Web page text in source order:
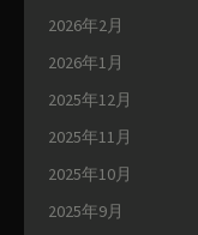
2026年2月
2026年1月
2025年12月
2025年11月
2025年10月
2025年9月